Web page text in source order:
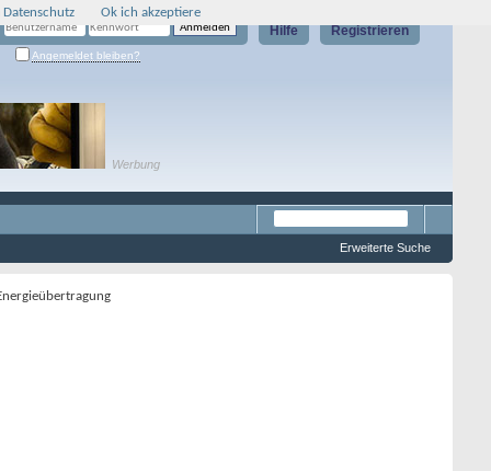
Registrieren
Hilfe
Angemeldet bleiben?
Werbung
Erweiterte Suche
Ok ich akzeptiere